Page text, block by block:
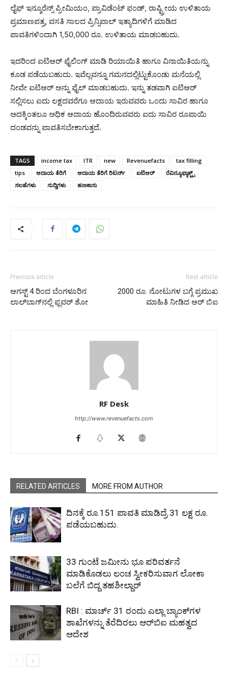
ಲೈಫ್ ಇನ್ಶೂರೆನ್ಸ್ ಪ್ರೀಮಿಯಂ, ಪ್ರಾವಿಡೆಂಟ್ ಫಂಡ್, ರಾಷ್ಟ್ರೀಯ ಉಳಿತಾಯ
ಪ್ರಮಾಣಪತ್ರ, ವಸತಿ ಸಾಲದ ಪ್ರಿನ್ಸಿಪಾಲ್ ಇತ್ಯಾದಿಗಳಿಗೆ ಮಾಡಿದ
ಪಾವತಿಗಳಿಂದಾಗಿ 1,50,000 ರೂ. ಉಳಿತಾಯ ಮಾಡಬಹುದು.
ಇದರಿಂದ ಐಟಿಆರ್ ಫೈಲಿಂಗ್ ಮಾಡಿ ರಿಯಾಯಿತಿ ಹಾಗೂ ವಿನಾಯಿತಿಯನ್ನು
ಕೂಡ ಪಡೆಯಬಹುದು. ಇವೆಲ್ಲವನ್ನೂ ಗಮನದಲ್ಲಿಟ್ಟುಕೊಂಡು ಮನೆಯಲ್ಲಿ
ನೀವೇ ಐಟಿಆರ್ ಅನ್ನು ಫೈಲ್ ಮಾಡಬಹುದು. ಇನ್ನು ತಡವಾಗಿ ಐಟಿಆರ್
ಸಲ್ಲಿಸಲು ಐದು ಲಕ್ಷದವರೆಗೂ ಆದಾಯ ಇರುವವರು ಒಂದು ಸಾವಿರ ಹಾಗೂ
ಅದಕ್ಕಿಂತಲೂ ಅಧಿಕ ಆದಾಯ ಹೊಂದಿರುವವರು ಐದು ಸಾವಿರ ರೂಪಾಯಿ
ದಂಡವನ್ನು ಪಾವತಿಸಬೇಕಾಗುತ್ತದೆ.
TAGS income tax ITR new Revenuefacts
tax filling
tips
ಆದಾಯ ತೆರಿಗೆ ಆದಾಯ ತೆರಿಗೆ ರಿಟರ್ನ್ ಐಟಿಆರ್
ರೆವಿನ್ಯೂಫ್ಯಾಕ್ಟ್ಸ್
ಸಲಹೆಗಳು
ಸುದ್ದಿಗಳು ಹಣಕಾಸು
Previous article
ಆಗಸ್ಟ್‌ 4 ರಿಂದ ಬೆಂಗಳೂರಿನ
ಲಾಲ್‌ಬಾಗ್‌ನಲ್ಲಿ ಫ್ಲವರ್ ಶೋ
Next article
2000 ರೂ. ನೋಟುಗಳ ಬಗ್ಗೆ ಪ್ರಮುಖ
ಮಾಹಿತಿ ನೀಡಿದ ಆರ್ ಬಿಐ
RF Desk
http://www.revenuefacts.com
RELATED ARTICLES MORE FROM AUTHOR
ದಿನಕ್ಕೆ ರೂ.151 ಪಾವತಿ ಮಾಡಿದ್ರೆ 31 ಲಕ್ಷ ರೂ.
ಪಡೆಯಬಹುದು.
33 ಗುಂಟೆ ಜಮೀನು ಭೂ ಪರಿವರ್ತನೆ
ಮಾಡಿಕೊಡಲು ಲಂಚ ಸ್ವೀಕರಿಸುವಾಗ ಲೋಕಾ
ಬಲೆಗೆ ಬಿದ್ದ ತಹಶೀಲ್ದಾರ್
RBI : ಮಾರ್ಚ್ 31 ರಂದು ಎಲ್ಲಾ ಬ್ಯಾಂಕ್‌ಗಳ
ಶಾಖೆಗಳನ್ನು ತೆರೆದಿರಲು ಆರ್‌ಬಿಐ ಮಹತ್ವದ
ಆದೇಶ